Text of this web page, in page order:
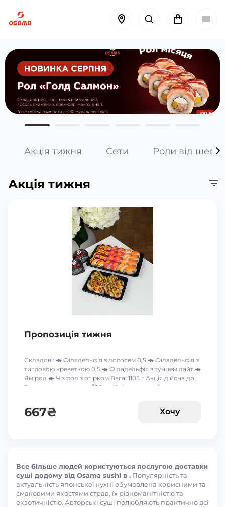
Акція тижня Сети Роли від шефа
Акція тижня
Пропозиція тижня
Складові: 🍣 Філадельфія з лососем 0,5 🍣 Філадельфія з
тигровою креветкою 0,5 🍣 Філадельфія з тунцем лайт 🍣
Ямірол 🍣 Чіз рол з огірком Вага: 1105 г Акція дійсна до
9-го серпня включно 🥰 *акційні пропозиції та знижки
667₴ Хочу
Все більше людей користуються послугою доставки
суші додому від Osama sushi в . Популярність та
актуальність японської кухні обумовлена корисними та
смаковими якостями страв, їх різноманітністю та
екзотичністю. Авторські суші полюбляють практично всі